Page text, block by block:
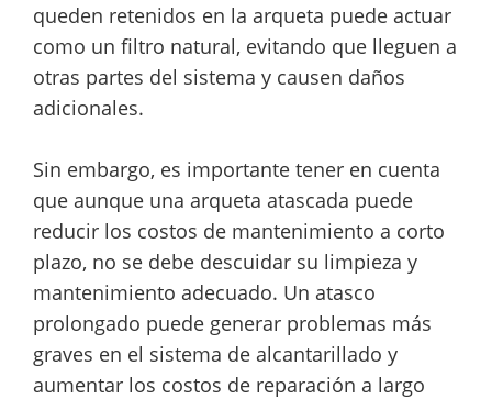
queden retenidos en la arqueta puede actuar
como un filtro natural, evitando que lleguen a
otras partes del sistema y causen daños
adicionales.
Sin embargo, es importante tener en cuenta
que aunque una arqueta atascada puede
reducir los costos de mantenimiento a corto
plazo, no se debe descuidar su limpieza y
mantenimiento adecuado. Un atasco
prolongado puede generar problemas más
graves en el sistema de alcantarillado y
aumentar los costos de reparación a largo